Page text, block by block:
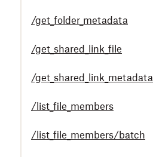
/get_folder_metadata
/get_shared_link_file
/get_shared_link_metadata
/list_file_members
/list_file_members/batch